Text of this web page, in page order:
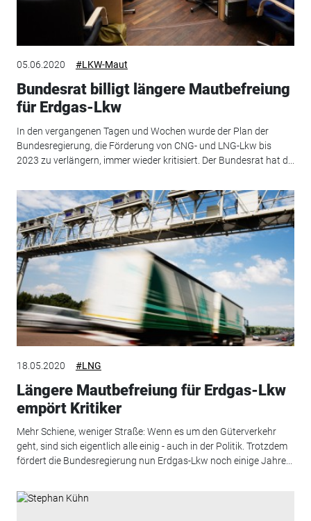
05.06.2020 #LKW-Maut
Bundesrat billigt längere Mautbefreiung
für Erdgas-Lkw
In den vergangenen Tagen und Wochen wurde der Plan der
Bundesregierung, die Förderung von CNG- und LNG-Lkw bis
2023 zu verlängern, immer wieder kritisiert. Der Bundesrat hat d...
18.05.2020 #LNG
Längere Mautbefreiung für Erdgas-Lkw
empört Kritiker
Mehr Schiene, weniger Straße: Wenn es um den Güterverkehr
geht, sind sich eigentlich alle einig - auch in der Politik. Trotzdem
fördert die Bundesregierung nun Erdgas-Lkw noch einige Jahre...